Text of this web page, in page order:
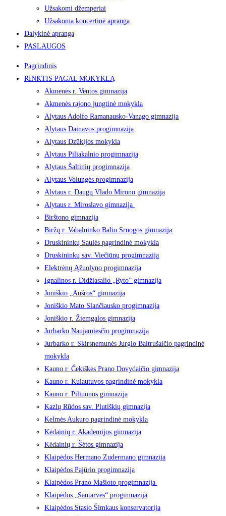
Užsakomi džemperiai
Užsakoma koncertinė apranga
Dalykinė apranga
PASLAUGOS
Pagrindinis
RINKTIS PAGAL MOKYKLĄ
Akmenės r. Ventos gimnazija
Akmenės rajono jungtinė mokykla
Alytaus Adolfo Ramanausko-Vanago gimnazija
Alytaus Dainavos progimnazija
Alytaus Dzūkijos mokykla
Alytaus Piliakalnio progimnazija
Alytaus Šaltinių progimnazija
Alytaus Volungės progimnazija
Alytaus r. Daugų Vlado Mirono gimnazija
Alytaus r. Miroslavo gimnazija
Birštono gimnazija
Biržų r. Vabalninko Balio Sruogos gimnazija
Druskininkų Saulės pagrindinė mokykla
Druskininkų sav. Viečiūnų progimnazija
Elektrėnų Ąžuolyno progimnazija
Ignalinos r. Didžiasalio „Ryto” gimnazija
Joniškio „Aušros“ gimnazija
Joniškio Mato Slančiausko progimnazija
Joniškio r. Žiemgalos gimnazija
Jurbarko Naujamiesčio progimnazija
Jurbarko r. Skirsnemunės Jurgio Baltrušaičio pagrindinė
mokykla
Kauno r. Čekiškės Prano Dovydaičio gimnazija
Kauno r. Kulautuvos pagrindinė mokykla
Kauno r. Piliuonos gimnazija
Kazlų Rūdos sav. Plutiškių gimnazija
Kelmės Aukuro pagrindinė mokykla
Kėdainių r. Akademijos gimnazija
Kėdainių r. Šėtos gimnazija
Klaipėdos Hermano Zudermano gimnazija
Klaipėdos Pajūrio progimnazija
Klaipėdos Prano Mašioto progimnazija
Klaipėdos „Santarvės“ progimnazija
Klaipėdos Stasio Šimkaus konservatorija